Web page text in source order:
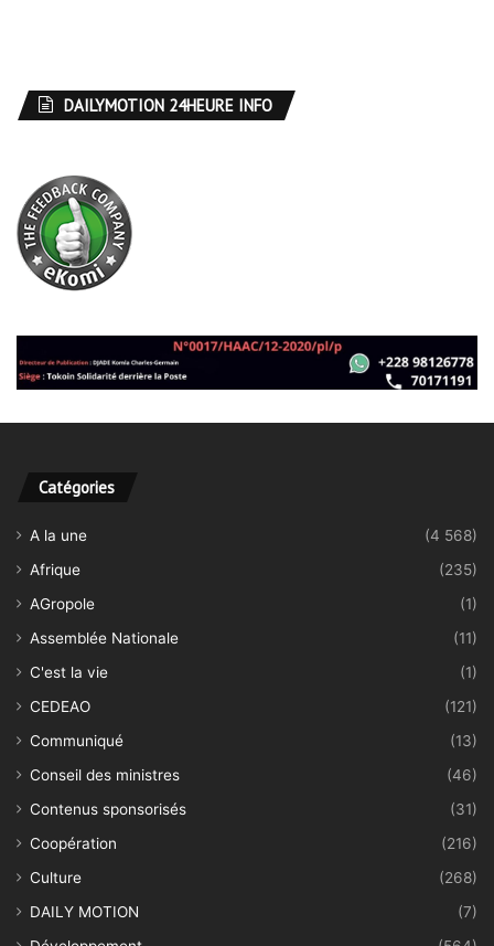
DAILYMOTION 24HEURE INFO
Catégories
A la une
(4 568)
Afrique
(235)
AGropole
(1)
Assemblée Nationale
(11)
C'est la vie
(1)
CEDEAO
(121)
Communiqué
(13)
Conseil des ministres
(46)
Contenus sponsorisés
(31)
Coopération
(216)
Culture
(268)
DAILY MOTION
(7)